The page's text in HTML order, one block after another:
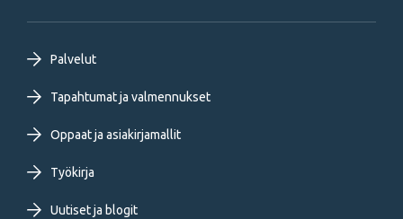
Footer
primary
menu
FI
Palvelut
Tapahtumat ja valmennukset
Oppaat ja asiakirjamallit
Työkirja
Uutiset ja blogit